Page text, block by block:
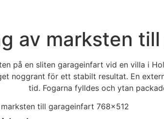
av marksten
på en sliten garageinfart vid en villa i
noggrant för ett stabilt resultat. En
tid. Fogarna fylldes och ytan